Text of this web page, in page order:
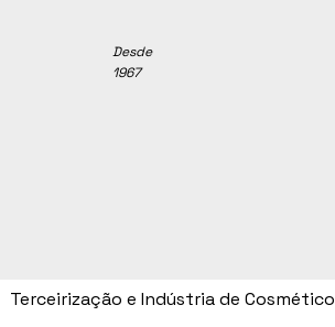
Desde
1967
Terceirização e Indústria de